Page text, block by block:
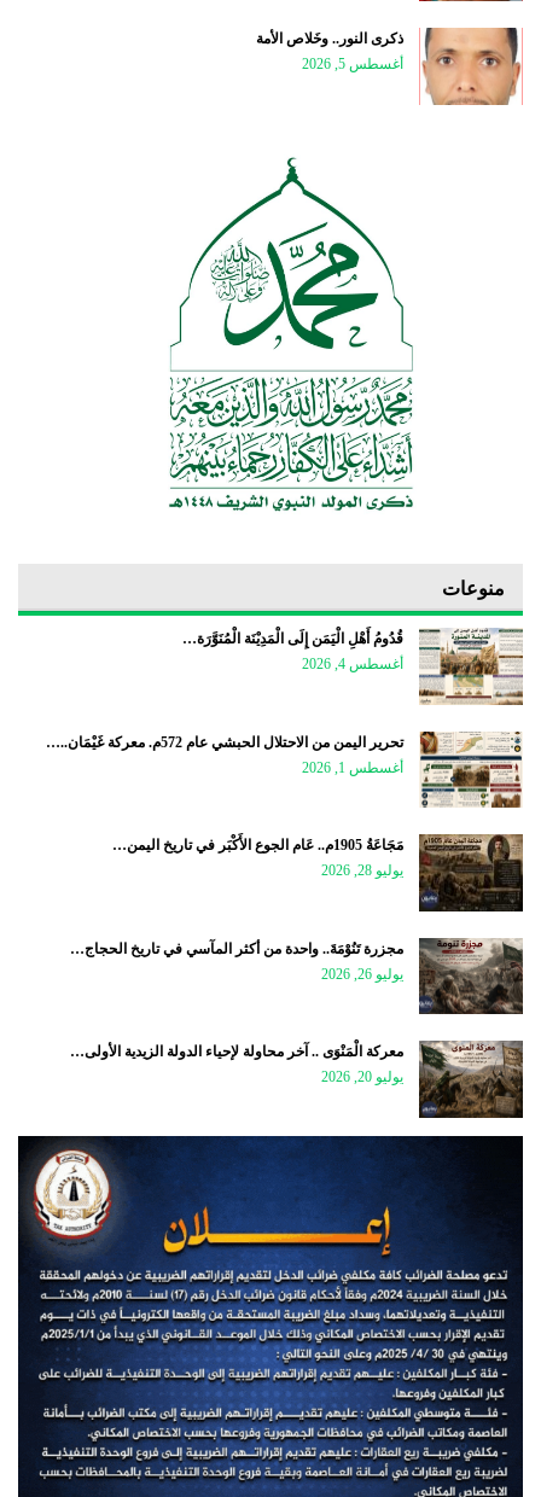
ذكرى النور.. وخَلاص الأمة
أغسطس 5, 2026
منوعات
قُدُومُ أَهْلِ الْيَمَن إِلَى الْمَدِيْنَة الْمُنَوَّرَة…
أغسطس 4, 2026
تحرير اليمن من الاحتلال الحبشي عام 572م. معركة غَيْمَان..…
أغسطس 1, 2026
مَجَاعَةُ 1905م.. عَام الجوع الأَكْبَر في تاريخ اليمن…
يوليو 28, 2026
مجزرة تَنُوْمَةَ.. واحدة من أكثر المآسي في تاريخ الحجاج…
يوليو 26, 2026
معركة الْمَنْوَى .. آخر محاولة لإحياء الدولة الزيدية الأولى…
يوليو 20, 2026